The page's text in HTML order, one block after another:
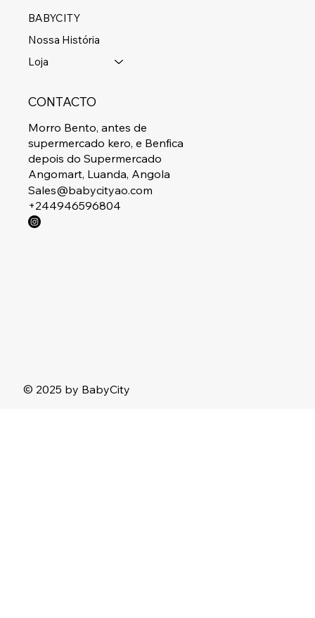
BABYCITY
Nossa História
Loja
CONTACTO
Morro Bento, antes de
supermercado kero, e Benfica
depois do Supermercado
Angomart, Luanda, Angola
Sales@babycityao.com
+244946596804
© 2025 by BabyCity